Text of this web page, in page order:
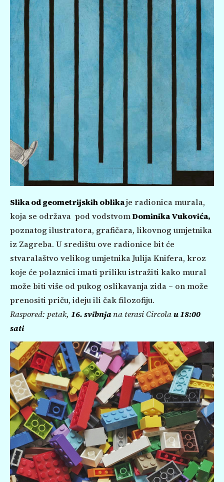
Slika od geometrijskih oblikaje radionica murala,
koja se održava pod vodstvomDominika Vukovića,
poznatog ilustratora, grafičara, likovnog umjetnika
iz Zagreba. U središtu ove radionice bit će
stvaralaštvo velikog umjetnika Julija Knifera, kroz
koje će polaznici imati priliku istražiti kako mural
može biti više od pukog oslikavanja zida – on može
prenositi priču, ideju ili čak filozofiju.
Raspored: petak, 16. svibnjana terasi Circolau 18:00
sati